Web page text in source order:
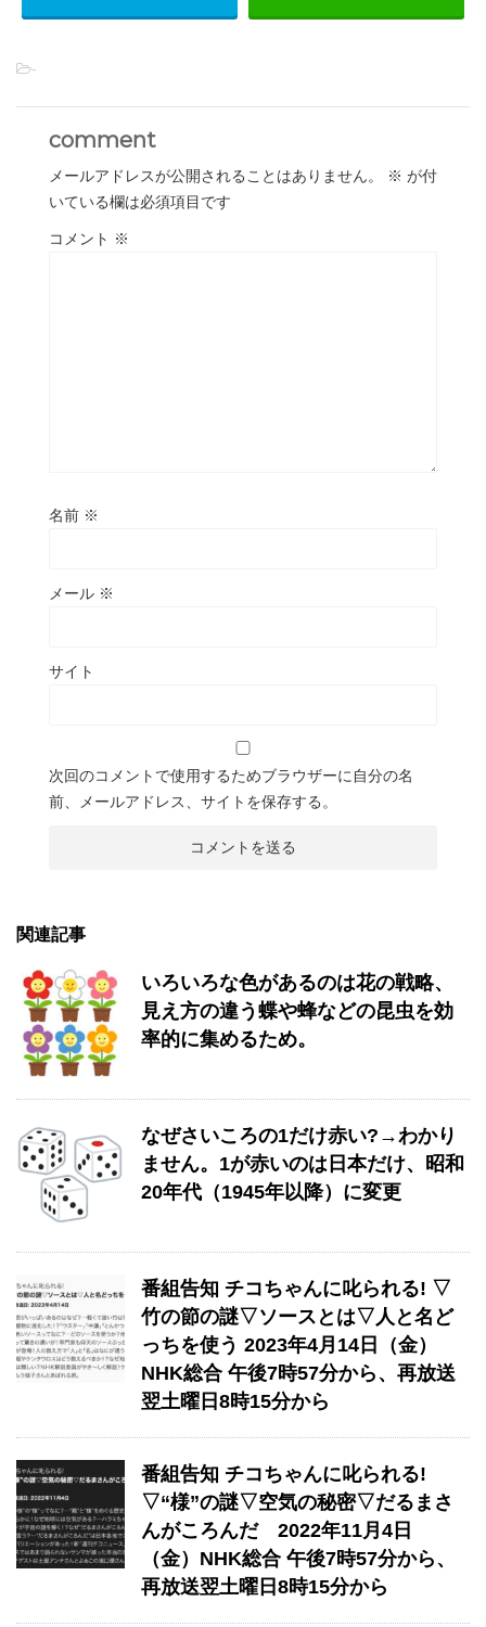
-
comment
メールアドレスが公開されることはありません。 ※ が付
いている欄は必須項目です
コメント ※
名前 ※
メール ※
サイト
次回のコメントで使用するためブラウザーに自分の名
前、メールアドレス、サイトを保存する。
関連記事
いろいろな色があるのは花の戦略、
見え方の違う蝶や蜂などの昆虫を効
率的に集めるため。
なぜさいころの1だけ赤い?→わかり
ません。1が赤いのは日本だけ、昭和
20年代（1945年以降）に変更
番組告知 チコちゃんに叱られる! ▽
竹の節の謎▽ソースとは▽人と名ど
っちを使う 2023年4月14日（金）
NHK総合 午後7時57分から、再放送
翌土曜日8時15分から
番組告知 チコちゃんに叱られる!
▽“様”の謎▽空気の秘密▽だるまさ
んがころんだ 2022年11月4日
（金）NHK総合 午後7時57分から、
再放送翌土曜日8時15分から